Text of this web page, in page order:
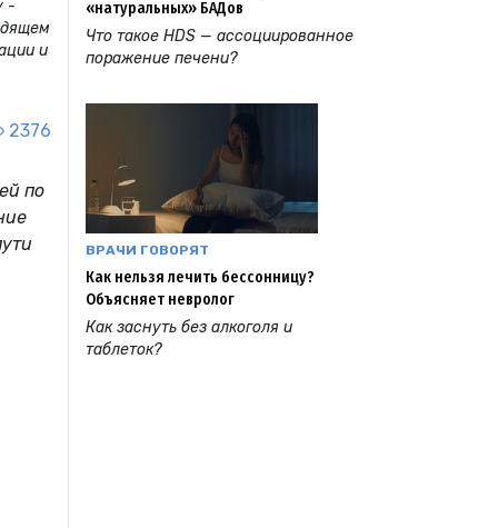
-
и
2376
по
«натуральных» БАДов
Что такое HDS — ассоциированное
поражение печени?
ВРАЧИ ГОВОРЯТ
Как нельзя лечить бессонницу?
Объясняет невролог
Как заснуть без алкоголя и
таблеток?